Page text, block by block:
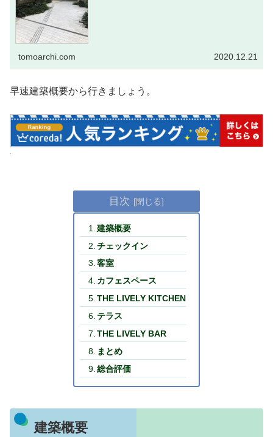
tomoarchi.com 2020.12.21
早速建築概要から行きましょう。
目次
建築概要
チェックイン
客室
カフェスペース
THE LIVELY KITCHEN
テラス
THE LIVELY BAR
まとめ
総合評価
建築概要